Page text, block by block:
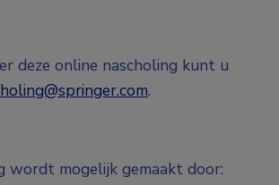
deze online nascholing kunt u
.
wordt mogelijk gemaakt door: